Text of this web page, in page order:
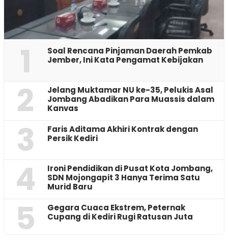
1
‎Soal Rencana Pinjaman Daerah Pemkab
Jember, Ini Kata Pengamat Kebijakan ‎
2
Jelang Muktamar NU ke-35, Pelukis Asal
Jombang Abadikan Para Muassis dalam
Kanvas
3
Faris Aditama Akhiri Kontrak dengan
Persik Kediri
4
Ironi Pendidikan di Pusat Kota Jombang,
SDN Mojongapit 3 Hanya Terima Satu
Murid Baru
5
‎Gegara Cuaca Ekstrem, Peternak
Cupang di Kediri Rugi Ratusan Juta